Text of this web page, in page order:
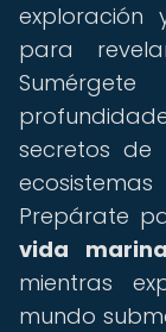
exploración
para
secretos
Prepárate
vida marina
mientras
mundo